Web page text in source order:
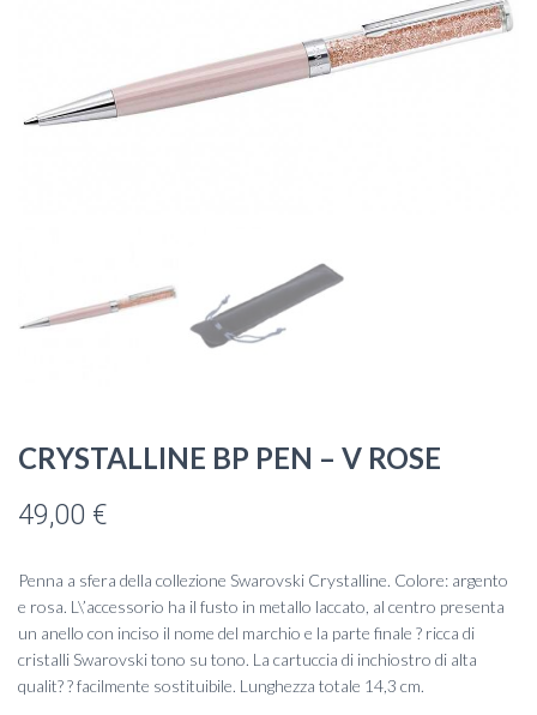
L
E
CRYSTALLINE BP PEN – V ROSE
49,00 €
Penna a sfera della collezione Swarovski Crystalline. Colore: argento
e rosa. L\’accessorio ha il fusto in metallo laccato, al centro presenta
un anello con inciso il nome del marchio e la parte finale ? ricca di
cristalli Swarovski tono su tono. La cartuccia di inchiostro di alta
qualit? ? facilmente sostituibile. Lunghezza totale 14,3 cm.